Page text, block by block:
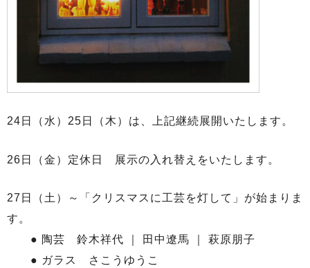
24日（水）25日（木）は、上記継続展開いたします。
26日（金）定休日 展示の入れ替えをいたします。
27日（土）～「クリスマスに工芸を灯して」が始まりま
す。
● 陶芸 鈴木祥代 ｜ 田中遼馬 ｜ 萩原朋子
● ガラス さこうゆうこ